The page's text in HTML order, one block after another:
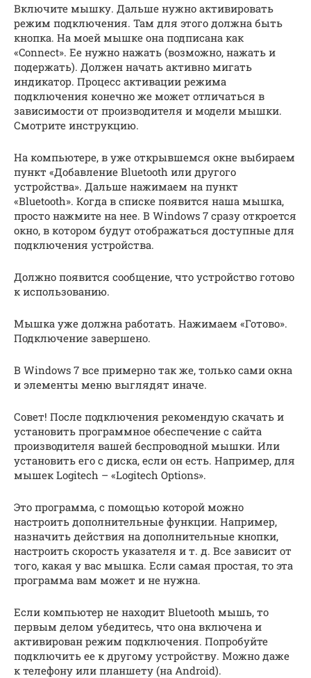
Включите мышку. Дальше нужно активировать
режим подключения. Там для этого должна быть
кнопка. На моей мышке она подписана как
«Connect». Ее нужно нажать (возможно, нажать и
подержать). Должен начать активно мигать
индикатор. Процесс активации режима
подключения конечно же может отличаться в
зависимости от производителя и модели мышки.
Смотрите инструкцию.
На компьютере, в уже открывшемся окне выбираем
пункт «Добавление Bluetooth или другого
устройства». Дальше нажимаем на пункт
«Bluetooth». Когда в списке появится наша мышка,
просто нажмите на нее. В Windows 7 сразу откроется
окно, в котором будут отображаться доступные для
подключения устройства.
Должно появится сообщение, что устройство готово
к использованию.
Мышка уже должна работать. Нажимаем «Готово».
Подключение завершено.
В Windows 7 все примерно так же, только сами окна
и элементы меню выглядят иначе.
Совет! После подключения рекомендую скачать и
установить программное обеспечение с сайта
производителя вашей беспроводной мышки. Или
установить его с диска, если он есть. Например, для
мышек Logitech – «Logitech Options».
Это программа, с помощью которой можно
настроить дополнительные функции. Например,
назначить действия на дополнительные кнопки,
настроить скорость указателя и т. д. Все зависит от
того, какая у вас мышка. Если самая простая, то эта
программа вам может и не нужна.
Если компьютер не находит Bluetooth мышь, то
первым делом убедитесь, что она включена и
активирован режим подключения. Попробуйте
подключить ее к другому устройству. Можно даже
к телефону или планшету (на Android).